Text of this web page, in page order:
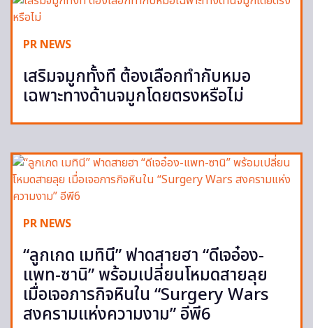
PR NEWS
เสริมจมูกทั้งที ต้องเลือกทำกับหมอ
เฉพาะทางด้านจมูกโดยตรงหรือไม่
PR NEWS
“ลูกเกด เมทินี” ฟาดสายฮา “ดีเจอ๋อง-
แพท-ซานิ” พร้อมเปลี่ยนโหมดสายลุย
เมื่อเจอภารกิจหินใน “Surgery Wars
สงครามแห่งความงาม” อีพี6